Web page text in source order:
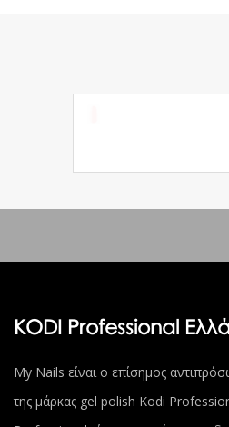
KODI Professional
My Nails είναι ο επίσημος
της μάρκας gel polish Kodi